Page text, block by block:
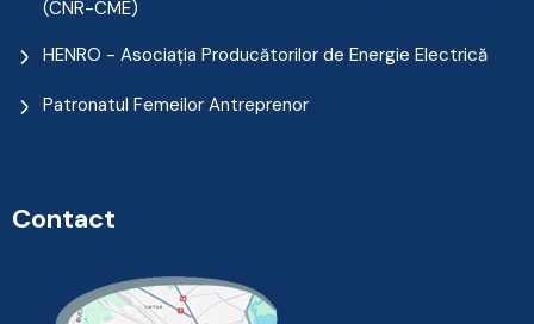
(CNR-CME)
HENRO - Asociația Producătorilor de Energie Electrică
Patronatul Femeilor Antreprenor
Contact